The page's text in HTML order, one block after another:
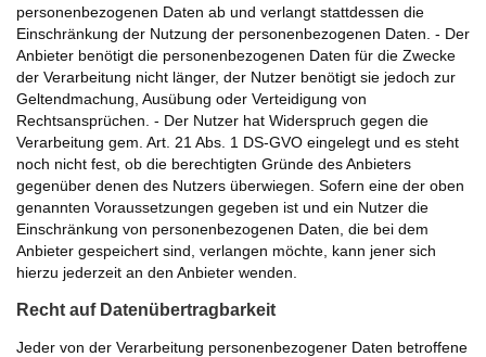
personenbezogenen Daten ab und verlangt stattdessen die
Einschränkung der Nutzung der personenbezogenen Daten. - Der
Anbieter benötigt die personenbezogenen Daten für die Zwecke
der Verarbeitung nicht länger, der Nutzer benötigt sie jedoch zur
Geltendmachung, Ausübung oder Verteidigung von
Rechtsansprüchen. - Der Nutzer hat Widerspruch gegen die
Verarbeitung gem. Art. 21 Abs. 1 DS-GVO eingelegt und es steht
noch nicht fest, ob die berechtigten Gründe des Anbieters
gegenüber denen des Nutzers überwiegen. Sofern eine der oben
genannten Voraussetzungen gegeben ist und ein Nutzer die
Einschränkung von personenbezogenen Daten, die bei dem
Anbieter gespeichert sind, verlangen möchte, kann jener sich
hierzu jederzeit an den Anbieter wenden.
Recht auf Datenübertragbarkeit
Jeder von der Verarbeitung personenbezogener Daten betroffene